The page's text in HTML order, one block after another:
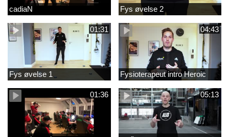
cadiaN Fys øvelse 2
01:31
Fys øvelse 1
04:43
Fysioterapeut intro Heroic
01:36 05:13